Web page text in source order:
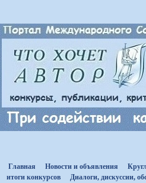
Главная Новости и объявления
итоги конкурсов
Диалоги, дискуссии,